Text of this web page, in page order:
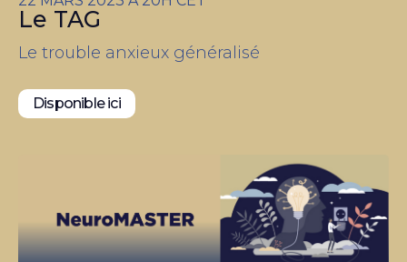
Le TAG
Le trouble anxieux généralisé
Disponible ici